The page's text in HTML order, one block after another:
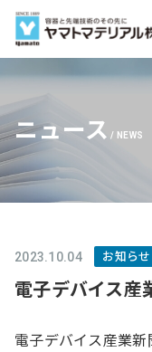
ニュース NEWS
2023.10.04 お知らせ
電子デバイス産
電子デバイス産業